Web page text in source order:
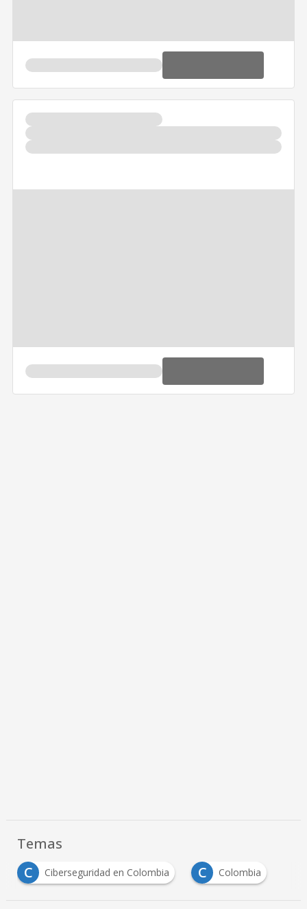
Temas
C
Ciberseguridad en Colombia C Colombia